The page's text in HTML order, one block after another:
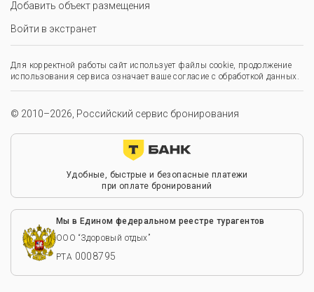
Добавить объект размещения
Войти в экстранет
Для корректной работы сайт использует файлы cookie, продолжение
использования сервиса означает ваше согласие с обработкой данных.
© 2010–2026, Российский сервис бронирования
Удобные, быстрые и безопасные платежи
при оплате бронирований
Мы в Едином федеральном реестре турагентов
ООО “Здоровый отдых”
РТА 0008795